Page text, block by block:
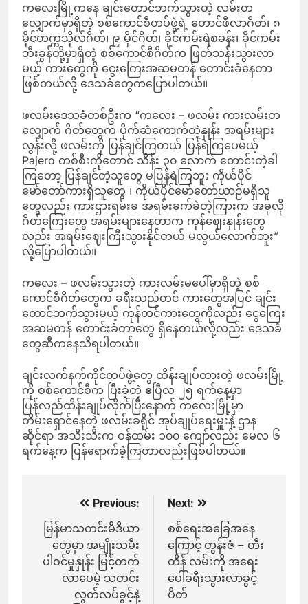
ကလေးမြို့ကနေ ချင်းတောင်ဘက်သွားတဲ့ လမ်းတ
လျှောက်မှာရှိတဲ့ စစ်ကောင်စီတပ်ဖွဲ့ရဲ့ တောင်ဖီလာဂိတ်၊ ၈
မိုင်တက္ကသိုလ်ဂိတ်၊ ၉ မိုင်ဂိတ်၊ ခိုင်ကမ်းရဲစခန်း၊ ခိုင်ကမ်း
ဘီးခွန်တို့မှာရှိတဲ့ စစ်ကောင်စီဂိတ်က ဖြတ်သန်းသွားလာ
မယ့် ကားတွေကို ငွေးကြေးအဆမတန် တောင်းခံနေတာ
ဖြစ်တယ်လို့ ဒေသခံတွေကပြောပါတယ်။
ဖလမ်းဒေသခံတစ်ဦးက “ကလေး – ဖလမ်း ကားလမ်းတ
လျှောက် ဂိတ်တွေက ပိုက်ဆံကောက်တဲ့နှုန်း အရမ်းများ
လွန်းလို့ ဖလမ်းကို ပြန်ချင်ကြတယ် ပြန်ရဲကြပေမယ့်
Pajero တစ်စီးကိုတောင် သိန်း ၃၀ လောက် တောင်းတဲ့ခါ
ကြတော့ ပြန်ချင်တဲ့သူတွေ မပြန်ရဲကြဘူး ကိုယ်ပိုင်
မော်တော်ကားရှိသူတွေ ၊ ကိုယ်ပိုင်မော်တော်ယာဉ်မရှိသူ
တွေလည်း ကားဌားရမ်းခ အရမ်းခက်ခဲတဲ့ကြားက အခုလို
ဂိတ်ကြေးတွေ အရမ်းများနေတာက ကုန်ဈေးနှုန်းတွေ
လည်း အရမ်းဈေးကြီးသွားနိုင်တယ် မလွယ်လောက်ဘူး”
လို့ပြောပါတယ်။
ကလေး – ဖလမ်းသွားတဲ့ ကားလမ်းမပေါ်မှာရှိတဲ့ စစ်
ကောင်စီဂိတ်တွေက ခရီးသည်တင် ကားတွေအပြင် ချင်း
တောင်ဘက်သွားမယ့် ကုန်တင်ကားတွေကိုလည်း ငွေကြေး
အဆမတန် တောင်းခံတာတွေ ရှိနေတယ်လို့လည်း ဒေသခံ
တွေဆီကနေသိရပါတယ်။
ချင်းလက်နက်ကိုင်တပ်ဖွဲ့တွေ ထိန်းချုပ်ထားတဲ့ ဖလမ်းမြို့
ကို စစ်ကောင်စီက ပြီးခဲ့တဲ့ ဧပြီလ ၂၅ ရက်နေ့မှာ
ပြန်လည်ထိန်းချုပ်လိုက်ပြီးနောက် ကလေးမြို့မှာ
တိမ်းရှောင်နေတဲ့ ဖလမ်းခရိုင် အုပ်ချုပ်ရေးမှူးနဲ့ ဌာန
ဆိုင်ရာ အသီးသီးက ဝန်ထမ်း ၁၀၀ ကျော်လည်း မေလ ၆
ရက်နေ့က ပြန်ရောက်ခဲ့ကြတာလည်းဖြစ်ပါတယ်။
navigation
Previous:
မြန်မာသတင်းမီဒီယာ
တွေမှာ အမျိုးသမီး
ပါဝင်မှုနှုန်း မြင့်တက်
လာပေမဲ့ သတင်း
လွတ်လပ်ခွင့်နဲ့
Next:
စစ်ရေးအခြေအနေ
ကြောင့် တွန်းဇံ – တီး
တိန် လမ်းကို အရေး
ပေါ်ခရီးသွားလာခွင့်
ပိတ်